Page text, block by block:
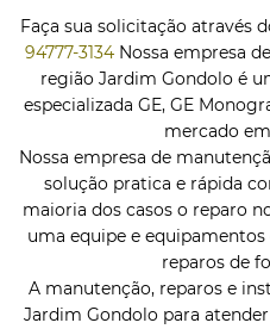
Faça sua solicitação através
94777-3134 Nossa empresa
região Jardim Gondolo é
especializada GE, GE
mercado
Nossa empresa de
solução pratica e rápida
maioria dos casos o reparo
uma equipe e
reparos de
A manutenção, reparos e
Jardim Gondolo para